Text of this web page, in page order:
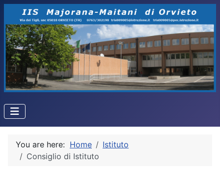
You are here: Home
Istituto
Consiglio di Istituto